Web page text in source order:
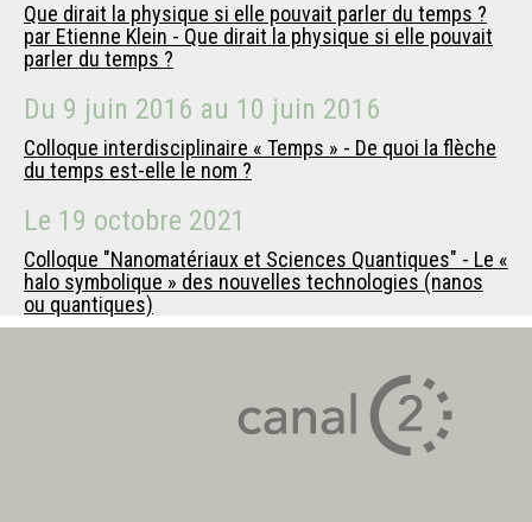
Que dirait la physique si elle pouvait parler du temps ?
par Etienne Klein - Que dirait la physique si elle pouvait
parler du temps ?
Du 9 juin 2016 au 10 juin 2016
Colloque interdisciplinaire « Temps » - De quoi la flèche
du temps est-elle le nom ?
Le 19 octobre 2021
Colloque "Nanomatériaux et Sciences Quantiques" - Le «
halo symbolique » des nouvelles technologies (nanos
ou quantiques)